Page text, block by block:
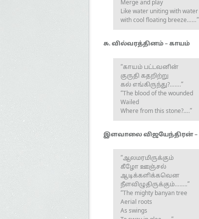
Merge and play
Like water uniting with water
with cool floating breeze……”
சு. வில்வரத்தினம் – காயம்
“காயம் பட்டவனின்
குருதி கதறிற்று
கல் எங்கிருந்து?…….”
“The blood of the wounded
Wailed
Where from this stone?….”
இளவாலை விஜயேந்திரன்
“ஆலமரமிருக்கும்
கீழோ ஊஞ்சல்
ஆடிக்களிக்கவென
நீளவிழுதிருக்கும்……..”
“The mighty banyan tree
Aerial roots
As swings